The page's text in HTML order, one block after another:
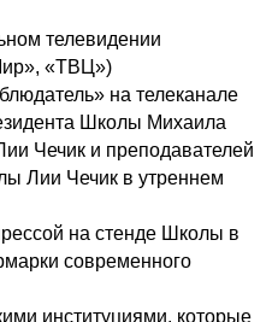
телевидении
«ТВЦ»)
на телеканале
Школы Михаила
Чечик и преподавателей
Лии Чечик в утреннем
на стенде Школы в
современного
институциями, которые